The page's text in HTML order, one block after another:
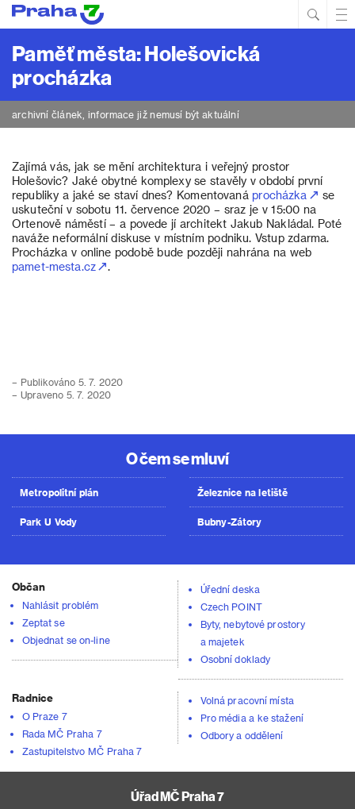
Paměť města: Holešovická
procházka
archivní článek, informace již nemusí být aktuální
Zajímá vás, jak se mění architektura i veřejný prostor
Holešovic? Jaké obytné komplexy se stavěly v období první
republiky a jaké se staví dnes? Komentovaná procházka
se
uskuteční v sobotu 11. července 2020 – sraz je v 15:00 na
Ortenově náměstí – a povede jí architekt Jakub Nakládal. Poté
naváže neformální diskuse v místním podniku. Vstup zdarma.
Procházka v online podobě bude později nahrána na web
pamet-mesta.cz
.
– Publikováno 5. 7. 2020
– Upraveno 5. 7. 2020
O čem se mluví
Metropolitní plán
Park U Vody
Železnice na letiště
Bubny-Zátory
Občan
Nahlásit problém
Zeptat se
Objednat se on-line
Úřední deska
Czech POINT
Byty, nebytové prostory
a majetek
Osobní doklady
Radnice
O Praze 7
Rada MČ Praha 7
Zastupitelstvo MČ Praha 7
Volná pracovní místa
Pro média a ke stažení
Odbory a oddělení
Úřad MČ Praha 7